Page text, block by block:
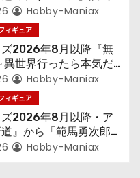
とになっっちゃった
」を立体化！
Hobby-Maniax
ィギュア
2026年8月以降『無
世界行ったら本気だ
ロキシー」のフィギュ
Hobby-Maniax
ィギュア
2026年8月以降・ア
』から「範馬勇次郎」
Hobby-Maniax